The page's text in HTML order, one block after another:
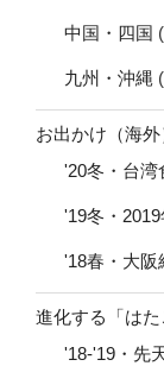
中国・四国
九州・沖縄
お出かけ（海外
'20冬・台湾
'19冬・
'18春・大阪
進化する「はた
'18-'19・先